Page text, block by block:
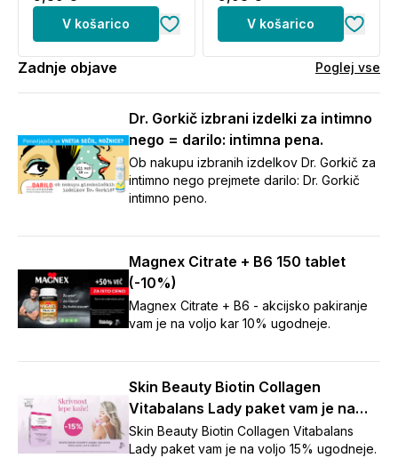
V košarico V košarico
Zadnje objave Poglej vse
Dr. Gorkič izbrani izdelki za intimno
nego = darilo: intimna pena.
Ob nakupu izbranih izdelkov Dr. Gorkič za
intimno nego prejmete darilo: Dr. Gorkič
intimno peno.
Magnex Citrate + B6 150 tablet
(-10%)
Magnex Citrate + B6 - akcijsko pakiranje
vam je na voljo kar 10% ugodneje.
Skin Beauty Biotin Collagen
Vitabalans Lady paket vam je na
voljo 15% ugodneje.
Skin Beauty Biotin Collagen Vitabalans
Lady paket vam je na voljo 15% ugodneje.